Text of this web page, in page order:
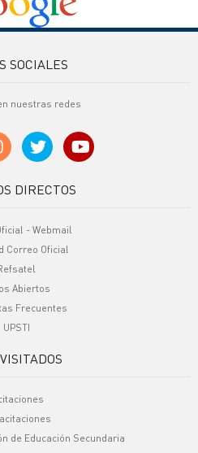
SOCIALES
nuestras redes
DIRECTOS
- Webmail
Correo Oficial
Abiertos
Frecuentes
UPSTI
de Educación Secundaria